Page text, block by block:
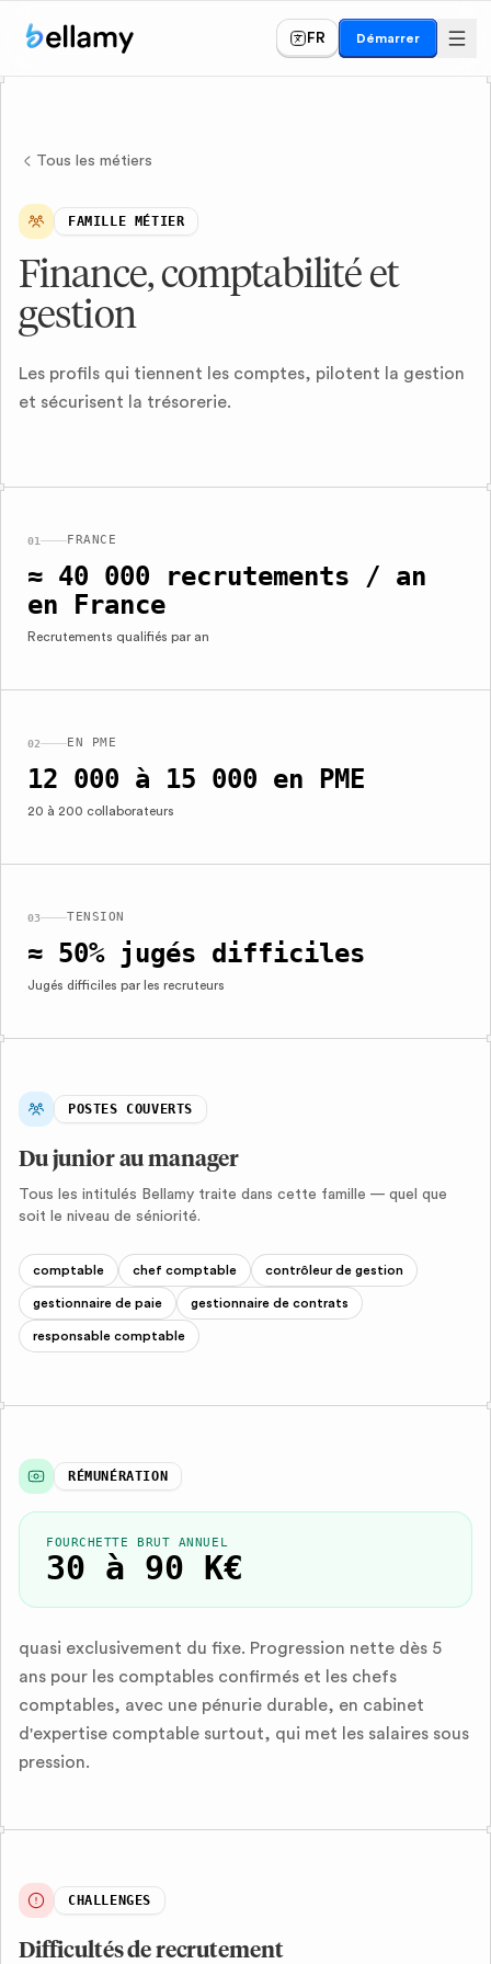
FR Démarrer
Tous les métiers
FAMILLE MÉTIER
Finance, comptabilité et
gestion
Les profils qui tiennent les comptes, pilotent la gestion
et sécurisent la trésorerie.
01 FRANCE
≈ 40 000 recrutements / an
en France
Recrutements qualifiés par an
02 EN PME
12 000 à 15 000 en PME
20 à 200 collaborateurs
03 TENSION
≈ 50% jugés difficiles
Jugés difficiles par les recruteurs
POSTES COUVERTS
Du junior au manager
Tous les intitulés Bellamy traite dans cette famille — quel que
soit le niveau de séniorité.
comptable chef comptable contrôleur de gestion
gestionnaire de paie gestionnaire de contrats
responsable comptable
RÉMUNÉRATION
FOURCHETTE BRUT ANNUEL
30 à 90 K€
quasi exclusivement du fixe. Progression nette dès 5
ans pour les comptables confirmés et les chefs
comptables, avec une pénurie durable, en cabinet
d'expertise comptable surtout, qui met les salaires sous
pression.
CHALLENGES
Difficultés de recrutement